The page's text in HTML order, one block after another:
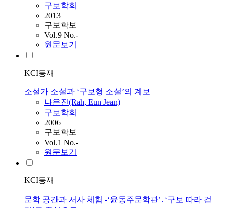
구보학회
2013
구보학보
Vol.9 No.-
원문보기
KCI등재
소설가 소설과 ‘구보형 소설’의 계보
나은진(Rah, Eun Jean)
구보학회
2006
구보학보
Vol.1 No.-
원문보기
KCI등재
문학 공간과 서사 체험 -‘윤동주문학관’․‘구보 따라 걷